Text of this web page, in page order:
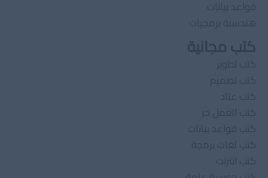
قواعد بيانات
هندسىة برمجيات
كتب مجانية
كتب تطوير
كتب تصميم
كتب عتاد
كتب العمل حر
كتب قواعد بيانات
كتب لغات برمجة
كتب انترنت